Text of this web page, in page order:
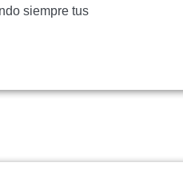
siempre tus